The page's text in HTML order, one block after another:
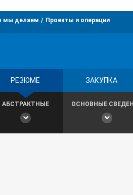
мы делаем Проекты и операции
РЕЗЮМЕ ЗАКУПКА
АБСТРАКТНЫЕ ОСНОВНЫЕ